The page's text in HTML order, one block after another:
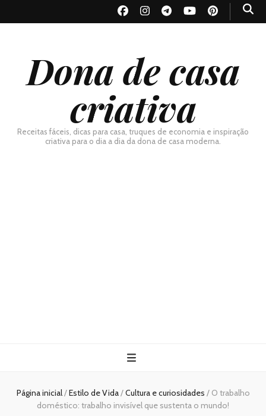
Dona de casa
criativa
Receitas fáceis, dicas para casa, truques de economia e inspiração
criativa para o dia a dia da dona de casa moderna.
Página inicial/Estilo de Vida/Cultura e curiosidades / O trabalho
doméstico: trabalho invisível que sustenta o mundo!